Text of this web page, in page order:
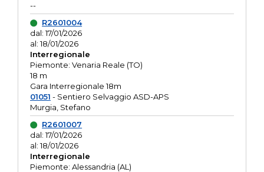
--
R2601004
dal: 17/01/2026
al: 18/01/2026
Interregionale
Piemonte: Venaria Reale (TO)
18 m
Gara Interregionale 18m
01051 - Sentiero Selvaggio ASD-APS
Murgia, Stefano
R2601007
dal: 17/01/2026
al: 18/01/2026
Interregionale
Piemonte: Alessandria (AL)